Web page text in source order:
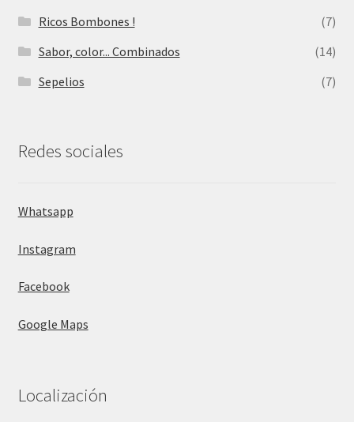
Ricos Bombones !
(7)
Sabor, color... Combinados
(14)
Sepelios
(7)
Redes sociales
Whatsapp
Instagram
Facebook
Google Maps
Localización